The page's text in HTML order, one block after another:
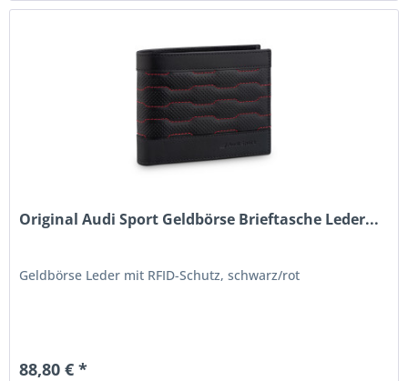
Original Audi Sport Geldbörse Brieftasche Leder...
Geldbörse Leder mit RFID-Schutz, schwarz/rot
88,80 € *